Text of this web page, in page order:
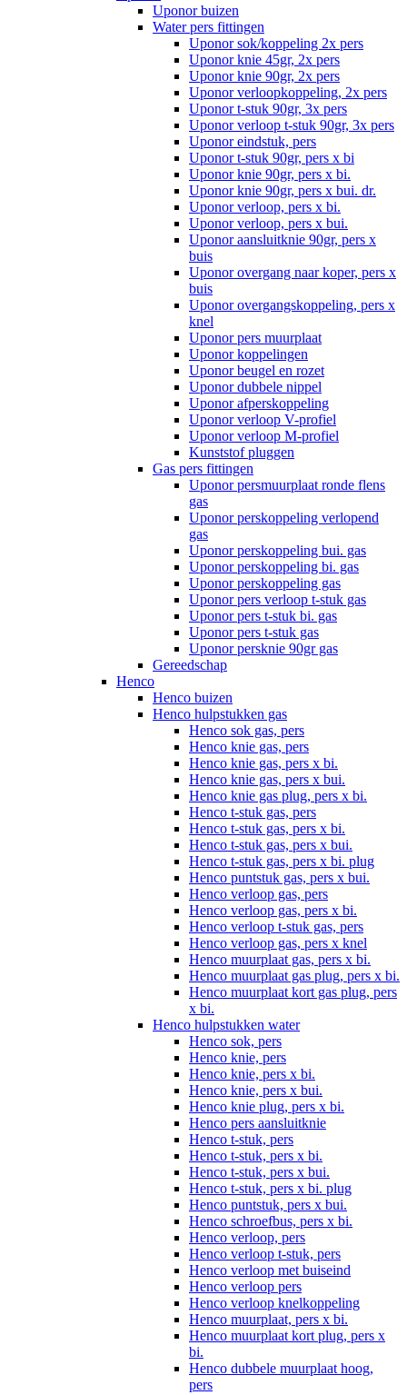
Uponor buizen
Water pers fittingen
Uponor sok/koppeling 2x pers
Uponor knie 45gr, 2x pers
Uponor knie 90gr, 2x pers
Uponor verloopkoppeling, 2x pers
Uponor t-stuk 90gr, 3x pers
Uponor verloop t-stuk 90gr, 3x pers
Uponor eindstuk, pers
Uponor t-stuk 90gr, pers x bi
Uponor knie 90gr, pers x bi.
Uponor knie 90gr, pers x bui. dr.
Uponor verloop, pers x bi.
Uponor verloop, pers x bui.
Uponor aansluitknie 90gr, pers x
buis
Uponor overgang naar koper, pers x
buis
Uponor overgangskoppeling, pers x
knel
Uponor pers muurplaat
Uponor koppelingen
Uponor beugel en rozet
Uponor dubbele nippel
Uponor afperskoppeling
Uponor verloop V-profiel
Uponor verloop M-profiel
Kunststof pluggen
Gas pers fittingen
Uponor persmuurplaat ronde flens
gas
Uponor perskoppeling verlopend
gas
Uponor perskoppeling bui. gas
Uponor perskoppeling bi. gas
Uponor perskoppeling gas
Uponor pers verloop t-stuk gas
Uponor pers t-stuk bi. gas
Uponor pers t-stuk gas
Uponor persknie 90gr gas
Gereedschap
Henco
Henco buizen
Henco hulpstukken gas
Henco sok gas, pers
Henco knie gas, pers
Henco knie gas, pers x bi.
Henco knie gas, pers x bui.
Henco knie gas plug, pers x bi.
Henco t-stuk gas, pers
Henco t-stuk gas, pers x bi.
Henco t-stuk gas, pers x bui.
Henco t-stuk gas, pers x bi. plug
Henco puntstuk gas, pers x bui.
Henco verloop gas, pers
Henco verloop gas, pers x bi.
Henco verloop t-stuk gas, pers
Henco verloop gas, pers x knel
Henco muurplaat gas, pers x bi.
Henco muurplaat gas plug, pers x bi.
Henco muurplaat kort gas plug, pers
x bi.
Henco hulpstukken water
Henco sok, pers
Henco knie, pers
Henco knie, pers x bi.
Henco knie, pers x bui.
Henco knie plug, pers x bi.
Henco pers aansluitknie
Henco t-stuk, pers
Henco t-stuk, pers x bi.
Henco t-stuk, pers x bui.
Henco t-stuk, pers x bi. plug
Henco puntstuk, pers x bui.
Henco schroefbus, pers x bi.
Henco verloop, pers
Henco verloop t-stuk, pers
Henco verloop met buiseind
Henco verloop pers
Henco verloop knelkoppeling
Henco muurplaat, pers x bi.
Henco muurplaat kort plug, pers x
bi.
Henco dubbele muurplaat hoog,
pers